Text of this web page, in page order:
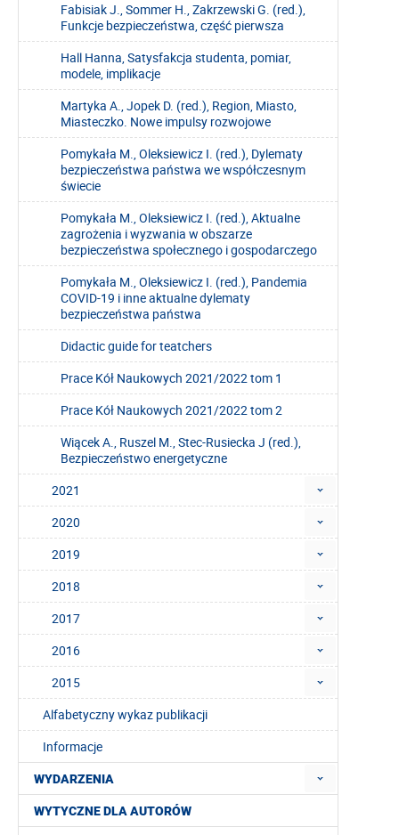
Fabisiak J., Sommer H., Zakrzewski G. (red.),
Funkcje bezpieczeństwa, część pierwsza
Hall Hanna, Satysfakcja studenta, pomiar,
modele, implikacje
Martyka A., Jopek D. (red.), Region, Miasto,
Miasteczko. Nowe impulsy rozwojowe
Pomykała M., Oleksiewicz I. (red.), Dylematy
bezpieczeństwa państwa we współczesnym
świecie
Pomykała M., Oleksiewicz I. (red.), Aktualne
zagrożenia i wyzwania w obszarze
bezpieczeństwa społecznego i gospodarczego
Pomykała M., Oleksiewicz I. (red.), Pandemia
COVID-19 i inne aktualne dylematy
bezpieczeństwa państwa
Didactic guide for teatchers
Prace Kół Naukowych 2021/2022 tom 1
Prace Kół Naukowych 2021/2022 tom 2
Wiącek A., Ruszel M., Stec-Rusiecka J (red.),
Bezpieczeństwo energetyczne
2021
2020
2019
2018
2017
2016
2015
Alfabetyczny wykaz publikacji
Informacje
WYDARZENIA
WYTYCZNE DLA AUTORÓW